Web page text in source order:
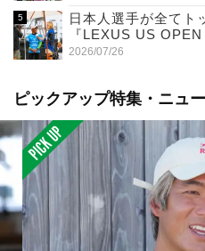
日本人選手が全てト
『LEXUS US
2026/07/26
ピックアップ特集・ニュ